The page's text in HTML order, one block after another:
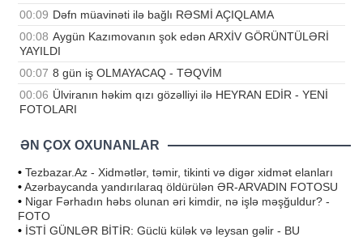
00:09 Dəfn müavinəti ilə bağlı RƏSMİ AÇIQLAMA
00:08 Aygün Kazımovanın şok edən ARXİV GÖRÜNTÜLƏRİ
YAYILDI
00:07 8 gün iş OLMAYACAQ - TƏQVİM
00:06 Ülviranın həkim qızı gözəlliyi ilə HEYRAN EDİR - YENİ
FOTOLARI
ƏN ÇOX OXUNANLAR
• Tezbazar.Az - Xidmətlər, təmir, tikinti və digər xidmət elanları
•Azərbaycanda yandırılaraq öldürülən ƏR-ARVADIN FOTOSU
• Nigar Fərhadın həbs olunan əri kimdir, nə işlə məşğuldur? -
FOTO
• İSTİ GÜNLƏR BİTİR: Güclü külək və leysan gəlir - BU